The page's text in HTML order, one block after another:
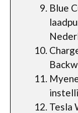
Blue
Tesla